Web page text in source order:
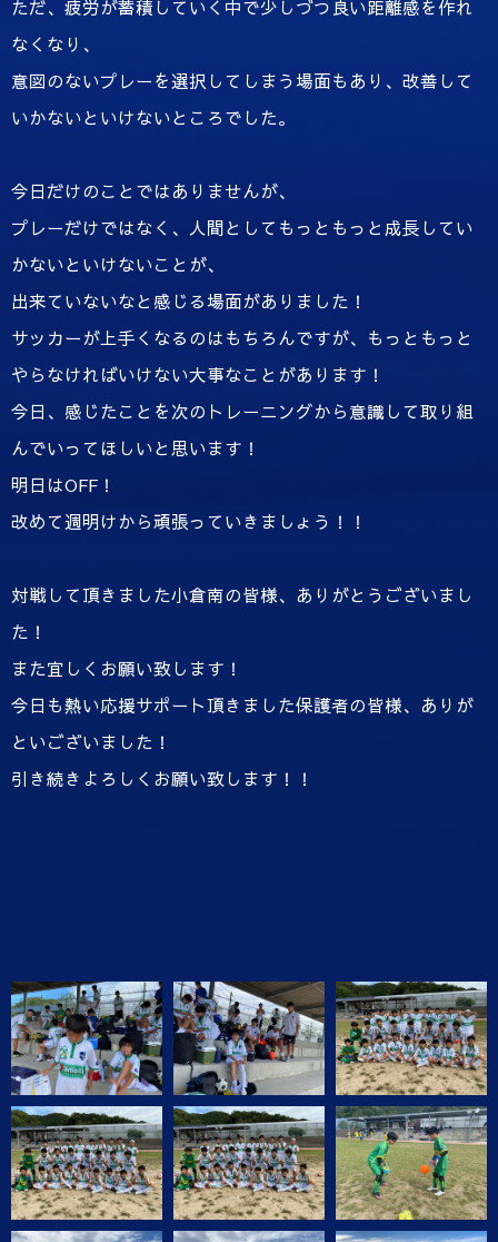
ただ、疲労が蓄積していく中で少しづつ良い距離感を作れ
なくなり、
意図のないプレーを選択してしまう場面もあり、改善して
いかないといけないところでした。
今日だけのことではありませんが、
プレーだけではなく、人間としてもっともっと成長してい
かないといけないことが、
出来ていないなと感じる場面がありました！
サッカーが上手くなるのはもちろんですが、もっともっと
やらなければいけない大事なことがあります！
今日、感じたことを次のトレーニングから意識して取り組
んでいってほしいと思います！
明日はOFF！
改めて週明けから頑張っていきましょう！！
対戦して頂きました小倉南の皆様、ありがとうございまし
た！
また宜しくお願い致します！
今日も熱い応援サポート頂きました保護者の皆様、ありが
といございました！
引き続きよろしくお願い致します！！